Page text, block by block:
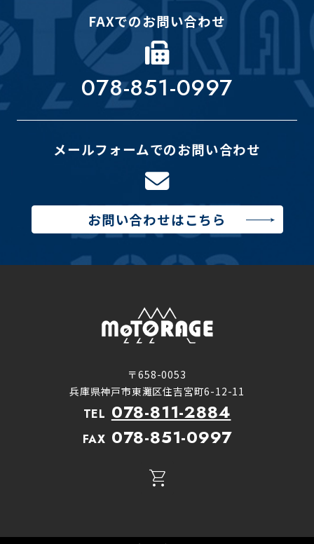
FAXでのお問い合わせ
078-851-0997
メールフォームでのお問い合わせ
お問い合わせはこちら
〒658-0053
兵庫県神戸市東灘区住吉宮町6-12-11
TEL 078-811-2884
FAX 078-851-0997